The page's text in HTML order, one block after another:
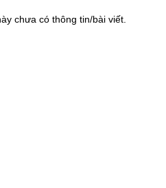
chưa có thông tin/bài viết.